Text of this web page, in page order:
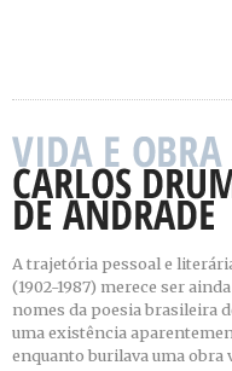
A trajetória pessoal e
(1902-1987) merece ser
nomes da poesia brasileira
uma existência
enquanto burilava uma obra